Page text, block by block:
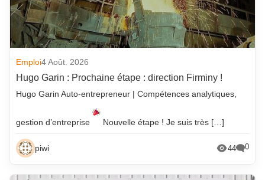
Emploi4 Août. 2026
Hugo Garin : Prochaine étape : direction Firminy !
Hugo Garin Auto-entrepreneur | Compétences analytiques,
gestion d’entreprise Nouvelle étape ! Je suis très […]
piwi 44 0